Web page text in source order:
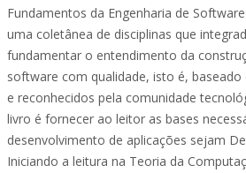
Fundamentos da Engenharia de
uma coletânea de disciplinas que
fundamentar o entendimento da
software com qualidade, isto é,
e reconhecidos pela comunidade
livro é fornecer ao leitor as bases
desenvolvimento de aplicações sejam
Iniciando a leitura na Teoria da